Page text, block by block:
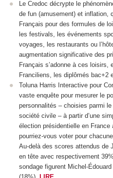
Le Credoc décrypte le
de fun (amusement) et inflation,
Français pour des formules de
les festivals, les événements
voyages, les restaurants ou
augmentation significative des
Français s’adonne à ces loisirs,
Franciliens, les diplômés bac+2
Toluna Harris Interactive pour
vaste enquête pour mesurer le
personnalités – choisies parmi
société civile – à partir d’une
élection présidentielle en France
pourriez-vous voter pour
Au-delà des scores attendus de
en tête avec respectivement
sondage figurent Michel-